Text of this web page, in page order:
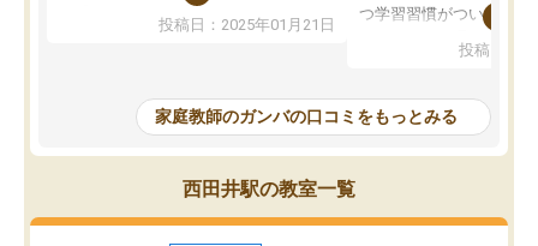
を開いてzoomを繋げるようになりまし
た！5科目なんでもOKなのもとても気
めて1年ほどだった今では平均点以上の
科目が増えてきました！あと1年受験ま
であるので無料の週末教室を使用しな
がら頑張って欲しいと思います！
投稿日：2025年01月21日
つ学習習慣がついてきま
指導が無い日も予定表
問できるのでとても助か
投稿日：
家庭教師のガンバの口コミをもっとみる
西田井駅の教室一覧